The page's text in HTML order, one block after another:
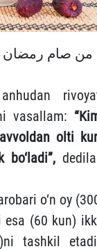
من صام رمضان
vasallam:
olti
bo‘ladi”,
o‘n oy
esa (60 kun)
tashkil